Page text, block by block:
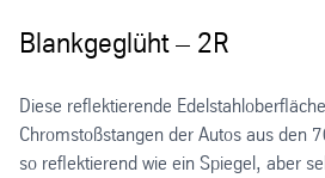
Blankgeglüht – 2R
Diese reflektierende
Chromstoßstangen der Autos aus den
so reflektierend wie ein Spiegel, aber